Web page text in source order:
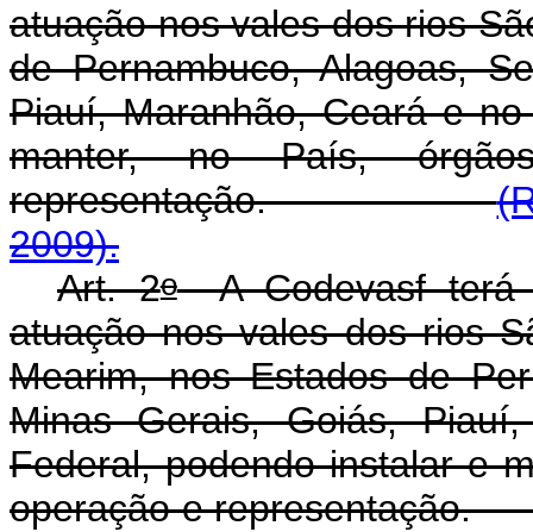
atuação nos vales dos rios
de Pernambuco, Alagoas,
Piauí, Maranhão, Ceará e
manter, no País,
representação.
2009).
Art. 2oA Codevasf terá
atuação nos vales dos rios
Mearim, nos Estados de
Minas Gerais, Goiás,
Federal, podendo instalar e
operação e